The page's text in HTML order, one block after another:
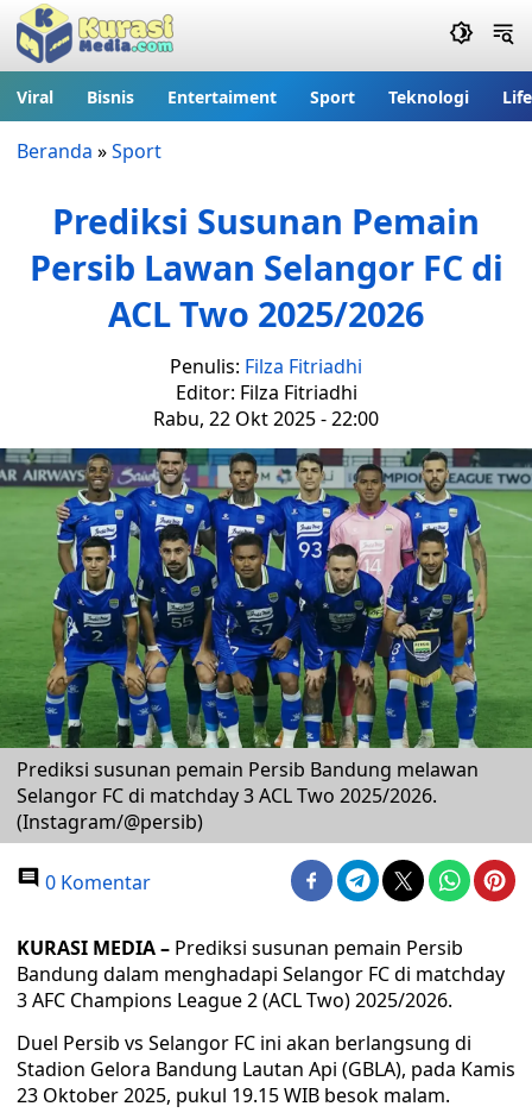
Viral Bisnis Entertaiment Sport Teknologi
Beranda »Sport
Prediksi Susunan Pemain
Persib Lawan Selangor FC di
ACL Two 2025/2026
Penulis: Filza Fitriadhi
Editor: Filza Fitriadhi
Rabu, 22 Okt 2025 - 22:00
Prediksi susunan pemain Persib Bandung melawan
Selangor FC di matchday 3 ACL Two 2025/2026.
(Instagram/@persib)
0 Komentar
KURASI MEDIA – Prediksi susunan pemain Persib
Bandung dalam menghadapi Selangor FC di matchday
3 AFC Champions League 2 (ACL Two) 2025/2026.
Duel Persib vs Selangor FC ini akan berlangsung di
Stadion Gelora Bandung Lautan Api (GBLA), pada Kamis
23 Oktober 2025, pukul 19.15 WIB besok malam.